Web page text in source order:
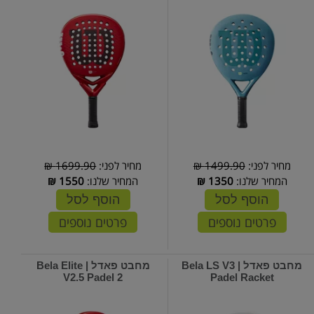
מחיר לפני:1499.90 ₪
המחיר שלנו:1350
₪
הוסף לסל
פרטים נוספים
מחיר לפני:1699.90 ₪
המחיר שלנו: 1550
₪
הוסף לסל
פרטים נוספים
מחבט פאדל | Bela LS V3
Padel Racket
מחבט פאדל | Bela Elite
V2.5 Padel 2